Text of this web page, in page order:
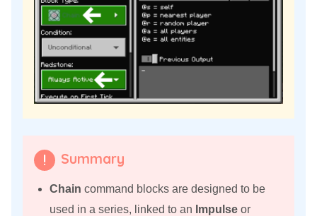
Summary
Chain command blocks are designed to be
used in a series, linked to an Impulse or